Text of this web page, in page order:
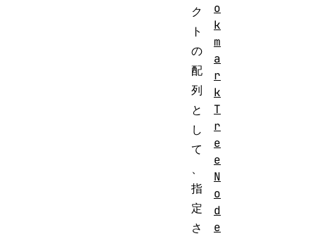
ク
ト
の
配
列
と
し
て
指
定
さ
o
k
m
a
r
k
T
r
e
e
N
o
d
e